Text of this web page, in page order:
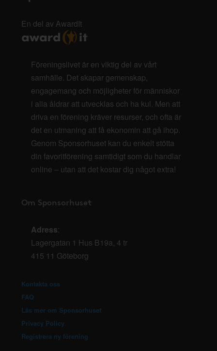
En del av AwardIt
Föreningslivet är en viktig del av vårt
samhälle. Det skapar gemenskap,
engagemang och möjligheter för människor
i alla åldrar att utvecklas och ha kul. Men att
driva en förening kräver resurser, och ofta är
det en utmaning att få ekonomin att gå ihop.
Genom Sponsorhuset kan du enkelt stötta
din favoritförening samtidigt som du handlar
online – utan att det kostar dig något extra!
Om Sponsorhuset
Adress:
Lagergatan 1 Hus B19a, 4 tr
415 11 Göteborg
Kontakta oss
FAQ
Läs mer om Sponsorhuset
Privacy Policy
Registrera ny förening